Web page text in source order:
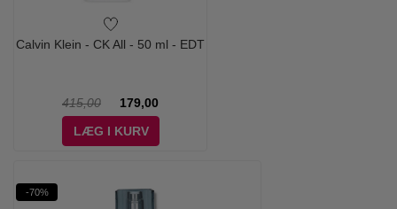
Calvin Klein - CK All - 50 ml - EDT
415,00
179,00
LÆG I KURV
-70%